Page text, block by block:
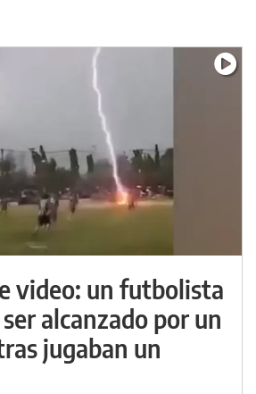
video: un futbolista
alcanzado por un
jugaban un